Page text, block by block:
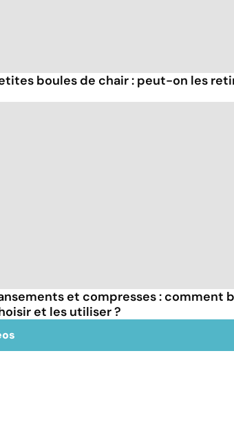
boules de chair : peut-on les
et compresses : comment
et les utiliser ?